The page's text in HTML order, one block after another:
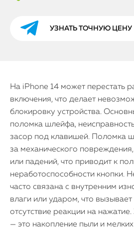
УЗНАТЬ ТОЧНУЮ ЦЕНУ
На iPhone 14 может перестать
включения, что делает
блокировку устройства.
поломка шлейфа,
засор под клавишей. Поломка
за механического
или падений, что приводит к
неработоспособности кнопки.
часто связана с внутренним
влаги или ударом, что
отсутствие реакции на
— это накопление пыли и